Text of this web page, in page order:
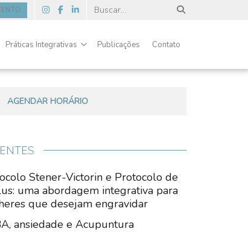
Práticas Integrativas Publicações Contato
AGENDAR HORÁRIO
Stener-Victorin e Protocolo de
uma abordagem integrativa para
que desejam engravidar
ansiedade e Acupuntura